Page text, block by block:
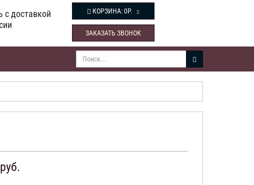
с доставкой
КОРЗИНА:0Р.
ЗАКАЗАТЬ ЗВОНОК
руб.